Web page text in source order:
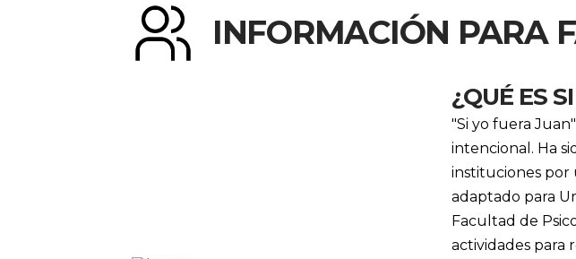
INFORMACIÓN PARA
¿QUÉ ES
"Si yo fuera
intencional. Ha
instituciones por
adaptado para
Facultad de
actividades para